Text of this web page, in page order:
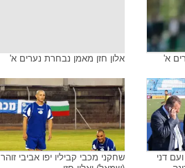
א' אלון חזן מאמן נבחרת נערים א'
דני
שחקני מכבי קביליו יפו אביבי זוהר